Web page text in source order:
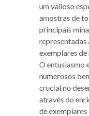
um valioso
amostras de
principais
representadas
exemplares
O entusiasmo
numerosos
crucial no
através do
de exemplares